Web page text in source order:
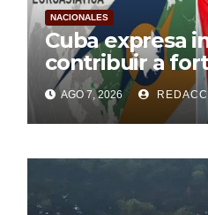
NACIONALES
Cuba expresa
contribuir a
AGO 7, 2026